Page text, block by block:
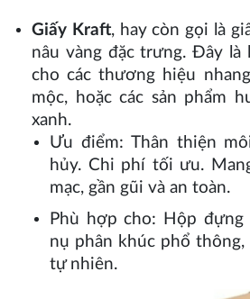
Giấy Kraft, hay còn gọi là
nâu vàng đặc trưng. Đây là
cho các thương hiệu
mộc, hoặc các sản phẩm
xanh.
Ưu điểm: Thân thiện
hủy. Chi phí tối ưu.
mạc, gần gũi và an toàn.
Phù hợp cho: Hộp đựng
nụ phân khúc phổ
tự nhiên.